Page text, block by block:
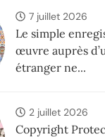
7 juillet 2026
Le simple
œuvre auprès
étranger ne...
2 juillet 2026
Copyright